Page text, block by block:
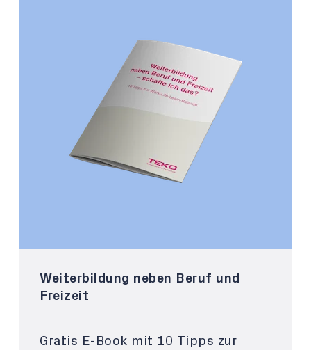
Weiterbildung neben Beruf und
Freizeit
Gratis E-Book mit 10 Tipps zur